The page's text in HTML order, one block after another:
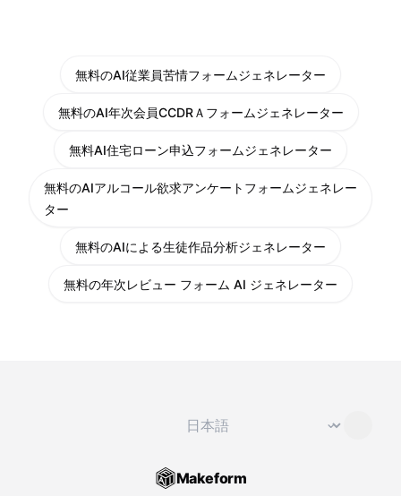
無料のAI従業員苦情フォームジェネレーター
無料のAI年次会員CCDRＡフォームジェネレーター
無料AI住宅ローン申込フォームジェネレーター
無料のAIアルコール欲求アンケートフォームジェネレー
ター
無料のAIによる生徒作品分析ジェネレーター
無料の年次レビュー フォーム AI ジェネレーター
言語を変更 ⌄
Makeform